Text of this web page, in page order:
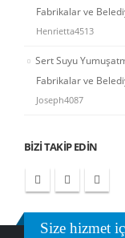
Fabrikalar ve
Henrietta4513
Sert Suyu
Fabrikalar ve
Joseph4087
BIZI TAKIP EDIN
Size hizmet